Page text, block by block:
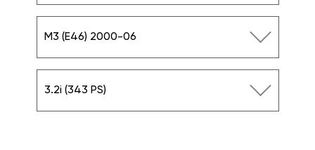
M3 (E46) 2000-06
3.2i (343 PS)